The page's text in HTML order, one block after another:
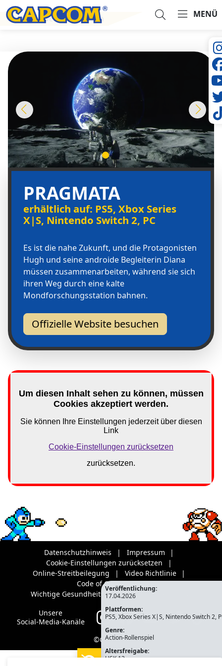
MENÜ
Offizielle Website besuchen
PRAGMATA
erhältlich auf: PS5, Xbox Series
X|S, Nintendo Switch 2, PC
Es ist die nahe Zukunft, und die Protagonisten
Hugh und seine androide Begleiterin Diana
müssen zusammenarbeiten, während sie sich
ihren Weg durch eine kalte
Mondforschungsstation bahnen.
Offizielle Website besuchen
Datenschutzhinweis
Impressum
Cookie-Einstellungen zurücksetzen
Online-Streitbeilegung
Video Richtlinie
Code of Conduct
Wichtige Gesundheits- und Sicherheitswarnung
Unsere
Social-Media-Kanäle
©CAPCOM
Veröffentlichung:
17.04.2026
Plattformen:
PS5, Xbox Series X|S, Nintendo Switch 2,
Genre:
Action-Rollenspiel
Altersfreigabe:
USK 12